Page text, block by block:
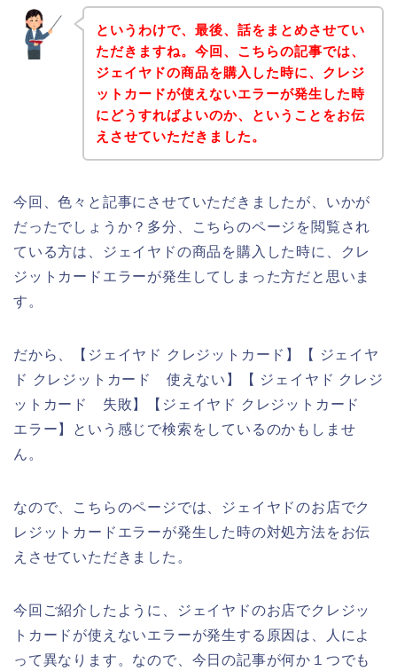
というわけで、最後、話をまとめさせてい
ただきますね。今回、こちらの記事では、
ジェイヤドの商品を購入した時に、クレジ
ットカードが使えないエラーが発生した時
にどうすればよいのか、ということをお伝
えさせていただきました。
今回、色々と記事にさせていただきましたが、いかが
だったでしょうか？多分、こちらのページを閲覧され
ている方は、ジェイヤドの商品を購入した時に、クレ
ジットカードエラーが発生してしまった方だと思いま
す。
だから、【ジェイヤド クレジットカード】【 ジェイヤ
ド クレジットカード 使えない】【 ジェイヤド クレジ
ットカード 失敗】【ジェイヤド クレジットカード
エラー】という感じで検索をしているのかもしませ
ん。
なので、こちらのページでは、ジェイヤドのお店でク
レジットカードエラーが発生した時の対処方法をお伝
えさせていただきました。
今回ご紹介したように、ジェイヤドのお店でクレジッ
トカードが使えないエラーが発生する原因は、人によ
って異なります。なので、今日の記事が何か１つでも